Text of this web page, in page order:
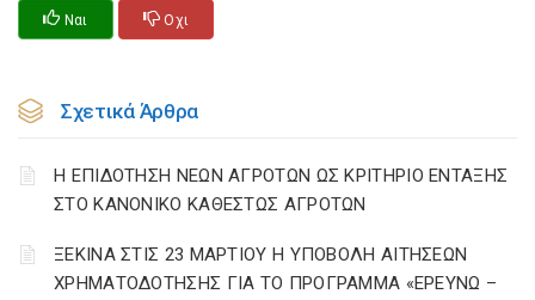
Ναι Οχι
Σχετικά Άρθρα
Η ΕΠΙΔΟΤΗΣΗ ΝΕΩΝ ΑΓΡΟΤΩΝ ΩΣ ΚΡΙΤΗΡΙΟ ΕΝΤΑΞΗΣ
ΣΤΟ ΚΑΝΟΝΙΚΟ ΚΑΘΕΣΤΩΣ ΑΓΡΟΤΩΝ
ΞΕΚΙΝΑ ΣΤΙΣ 23 ΜΑΡΤΙΟΥ Η ΥΠΟΒΟΛΗ ΑΙΤΗΣΕΩΝ
ΧΡΗΜΑΤΟΔΟΤΗΣΗΣ ΓΙΑ ΤΟ ΠΡΟΓΡΑΜΜΑ «ΕΡΕΥΝΩ –